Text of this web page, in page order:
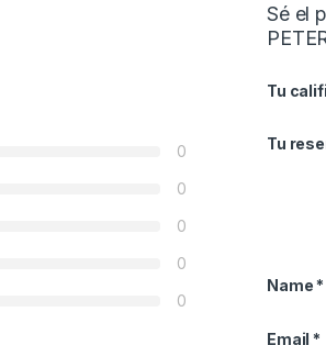
0
0
0
0
0
Sé el
Tu
Tu
Name *
Email *